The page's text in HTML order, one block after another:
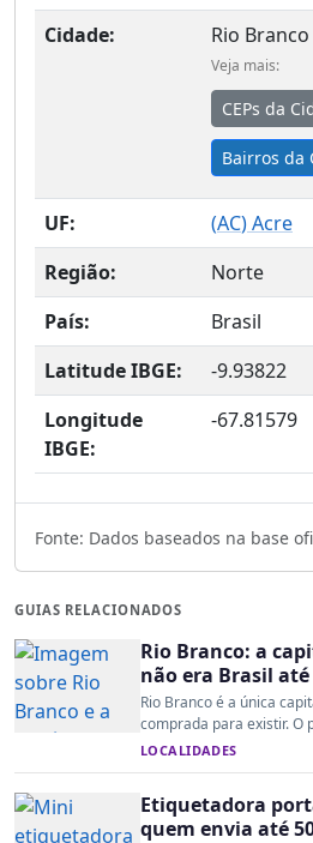
Cidade:
Rio Branco
Veja mais:
CEPs da
Bairros da
UF: (AC) Acre
Região:
Norte
País:
Brasil
Latitude IBGE:
-9.93822
Longitude
IBGE:
-67.81579
Fonte: Dados baseados na base
GUIAS RELACIONADOS
Rio Branco: a
não era Brasil até
Rio Branco é a única
comprada para existir. O
LOCALIDADES
Etiquetadora
quem envia até